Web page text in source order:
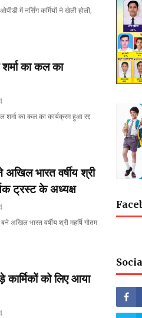
में नर्सिंग कर्मियों ने खेली होली,
का कल का
का कल का कार्यक्रम हुआ रद्द
अखिल भारत वर्षीय श्री
ट्रस्ट के अध्यक्ष
अखिल भारत वर्षीय श्री महर्षि गौतम
को लिए आया